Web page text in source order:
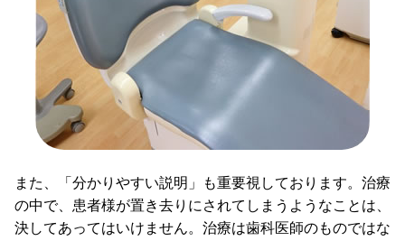
また、「分かりやすい説明」も重要視しております。治療
の中で、患者様が置き去りにされてしまうようなことは、
決してあってはいけません。治療は歯科医師のものではな